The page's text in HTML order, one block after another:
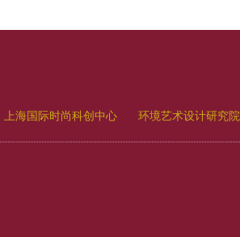
上海国际时尚科创中心 环境艺术设计研究院